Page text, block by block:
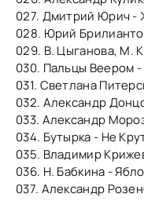
027. Дмитрий Юрич -
028. Юрий
029. В. Цыганова, М.
030. Пальцы Веером
031. Светлана
032. Александр
033. Александр
034. Бутырка - Не
035. Владимир
036. Н. Бабкина -
037. Александр